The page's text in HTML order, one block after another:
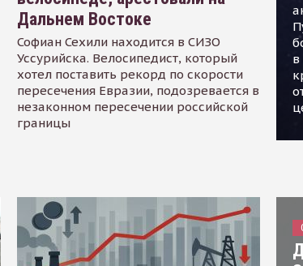
Дальнем Востоке
Софиан Сехили находится в СИЗО
Уссурийска. Велосипедист, который
хотел поставить рекорд по скорости
пересечения Евразии, подозревается в
незаконном пересечении российской
границы